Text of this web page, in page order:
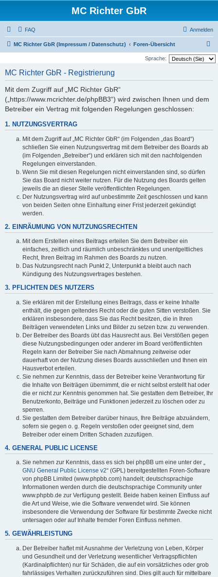
MC Richter GbR
FAQ Anmelden
MC Richter GbR (Impressum / Datenschutz) Foren-Übersicht
u
Sprache:
MC Richter GbR - Registrierung
Mit dem Zugriff auf „MC Richter GbR“
(„https://www.mcrichter.de/phpBB3“) wird zwischen Ihnen und dem
Betreiber ein Vertrag mit folgenden Regelungen geschlossen:
1. NUTZUNGSVERTRAG
Mit dem Zugriff auf „MC Richter GbR“ (im Folgenden „das Board“)
schließen Sie einen Nutzungsvertrag mit dem Betreiber des Boards ab
(im Folgenden „Betreiber“) und erklären sich mit den nachfolgenden
Regelungen einverstanden.
Wenn Sie mit diesen Regelungen nicht einverstanden sind, so dürfen
Sie das Board nicht weiter nutzen. Für die Nutzung des Boards gelten
jeweils die an dieser Stelle veröffentlichten Regelungen.
Der Nutzungsvertrag wird auf unbestimmte Zeit geschlossen und kann
von beiden Seiten ohne Einhaltung einer Frist jederzeit gekündigt
werden.
2. EINRÄUMUNG VON NUTZUNGSRECHTEN
Mit dem Erstellen eines Beitrags erteilen Sie dem Betreiber ein
einfaches, zeitlich und räumlich unbeschränktes und unentgeltliches
Recht, Ihren Beitrag im Rahmen des Boards zu nutzen.
Das Nutzungsrecht nach Punkt 2, Unterpunkt a bleibt auch nach
Kündigung des Nutzungsvertrages bestehen.
3. PFLICHTEN DES NUTZERS
Sie erklären mit der Erstellung eines Beitrags, dass er keine Inhalte
enthält, die gegen geltendes Recht oder die guten Sitten verstoßen. Sie
erklären insbesondere, dass Sie das Recht besitzen, die in Ihren
Beiträgen verwendeten Links und Bilder zu setzen bzw. zu verwenden.
Der Betreiber des Boards übt das Hausrecht aus. Bei Verstößen gegen
diese Nutzungsbedingungen oder anderer im Board veröffentlichten
Regeln kann der Betreiber Sie nach Abmahnung zeitweise oder
dauerhaft von der Nutzung dieses Boards ausschließen und Ihnen ein
Hausverbot erteilen.
Sie nehmen zur Kenntnis, dass der Betreiber keine Verantwortung für
die Inhalte von Beiträgen übernimmt, die er nicht selbst erstellt hat oder
die er nicht zur Kenntnis genommen hat. Sie gestatten dem Betreiber, Ihr
Benutzerkonto, Beiträge und Funktionen jederzeit zu löschen oder zu
sperren.
Sie gestatten dem Betreiber darüber hinaus, Ihre Beiträge abzuändern,
sofern sie gegen o. g. Regeln verstoßen oder geeignet sind, dem
Betreiber oder einem Dritten Schaden zuzufügen.
4. GENERAL PUBLIC LICENSE
Sie nehmen zur Kenntnis, dass es sich bei phpBB um eine unter der „
GNU General Public License v2“ (GPL) bereitgestellten Foren-Software
von phpBB Limited (www.phpbb.com) handelt; deutschsprachige
Informationen werden durch die deutschsprachige Community unter
www.phpbb.de zur Verfügung gestellt. Beide haben keinen Einfluss auf
die Art und Weise, wie die Software verwendet wird. Sie können
insbesondere die Verwendung der Software für bestimmte Zwecke nicht
untersagen oder auf Inhalte fremder Foren Einfluss nehmen.
5. GEWÄHRLEISTUNG
Der Betreiber haftet mit Ausnahme der Verletzung von Leben, Körper
und Gesundheit und der Verletzung wesentlicher Vertragspflichten
(Kardinalpflichten) nur für Schäden, die auf ein vorsätzliches oder grob
fahrlässiges Verhalten zurückzuführen sind. Dies gilt auch für mittelbare